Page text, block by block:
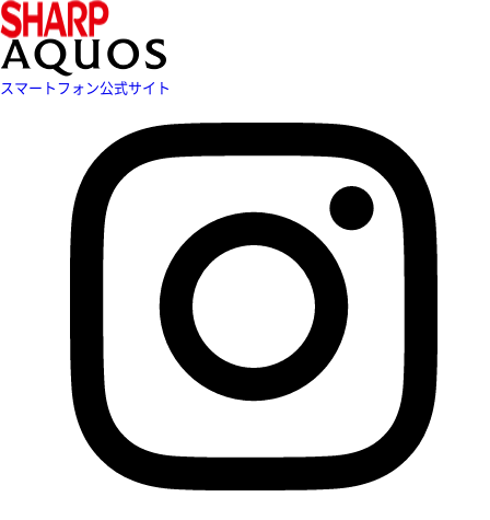
スマートフォン公式サイト